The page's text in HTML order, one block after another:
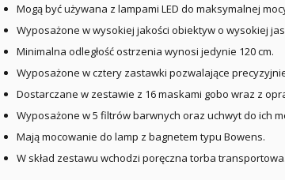
Mogą być używana z lampami LED do maksymalnej
Wyposażone w wysokiej jakości obiektyw o wysokiej
Minimalna odległość ostrzenia wynosi jedynie 120 cm.
Wyposażone w cztery zastawki pozwalające
Dostarczane w zestawie z 16 maskami gobo wraz z
Wyposażone w 5 filtrów barwnych oraz uchwyt do ich
Mają mocowanie do lamp z bagnetem typu Bowens.
W skład zestawu wchodzi poręczna torba transportowa.